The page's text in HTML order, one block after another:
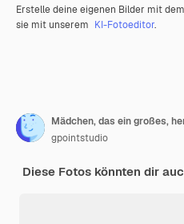
Erstelle deine eigenen Bilder mit dem
sie mit unserem KI-Fotoeditor.
Mädchen, das ein großes,
gpointstudio
Diese Fotos könnten dir